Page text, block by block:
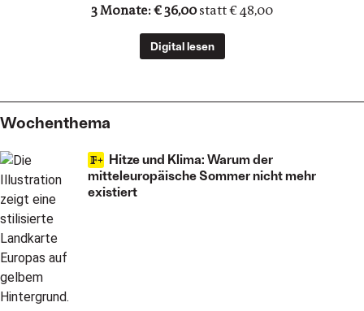
3 Monate: € 36,00statt € 48,00
Digital lesen
Wochenthema
Hitze und Klima: Warum der
mitteleuropäische Sommer nicht mehr
existiert